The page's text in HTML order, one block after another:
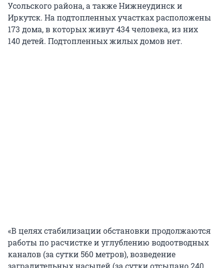
Усольского района, а также Нижнеудинск и
Иркутск. На подтопленных участках расположены
173 дома, в которых живут 434 человека, из них
140 детей. Подтопленных жилых домов нет.
«В целях стабилизации обстановки продолжаются
работы по расчистке и углублению водоотводных
каналов (за сутки 560 метров), возведение
заградительных насыпей (за сутки отсыпано 240